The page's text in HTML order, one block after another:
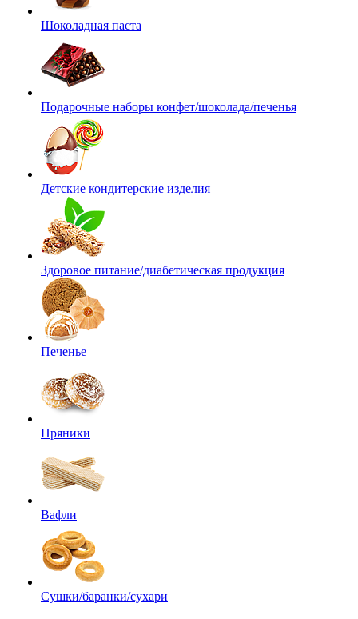
Шоколадная паста
Подарочные наборы конфет/шоколада/печенья
Детские кондитерские изделия
Здоровое питание/диабетическая продукция
Печенье
Пряники
Вафли
Сушки/баранки/сухари